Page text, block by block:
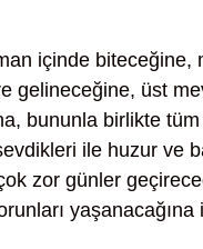
içinde biteceğine,
gelineceğine, üst
bununla birlikte tüm
ile huzur ve
zor günler
yaşanacağına